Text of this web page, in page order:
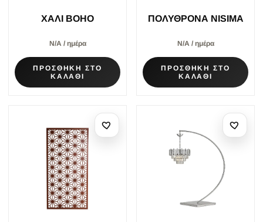
ΧΑΛΙ BOHO
Ν/Α / ημέρα
ΠΡΟΣΘΗΚΗ ΣΤΟ
ΚΑΛΑΘΙ
ΠΟΛΥΘΡΟΝΑ NISIMA
Ν/Α / ημέρα
ΠΡΟΣΘΗΚΗ ΣΤΟ
ΚΑΛΑΘΙ